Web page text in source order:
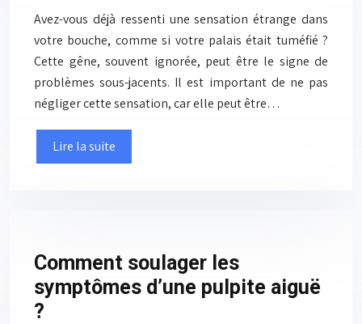
Avez-vous déjà ressenti une sensation étrange dans
votre bouche, comme si votre palais était tuméfié ?
Cette gêne, souvent ignorée, peut être le signe de
problèmes sous-jacents. Il est important de ne pas
négliger cette sensation, car elle peut être…
Lire la suite
Comment soulager les
symptômes d’une pulpite aiguë
?